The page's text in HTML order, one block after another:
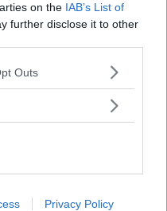
on the IAB’s List of
further disclose it to other
one or more Google
You may click to
in below Google
Outs
Privacy Policy
Kalmar i går
ha sålt sprit till andra barn
för fickstöld
misstänks för drograttfylleri
kvinna i Kalmar